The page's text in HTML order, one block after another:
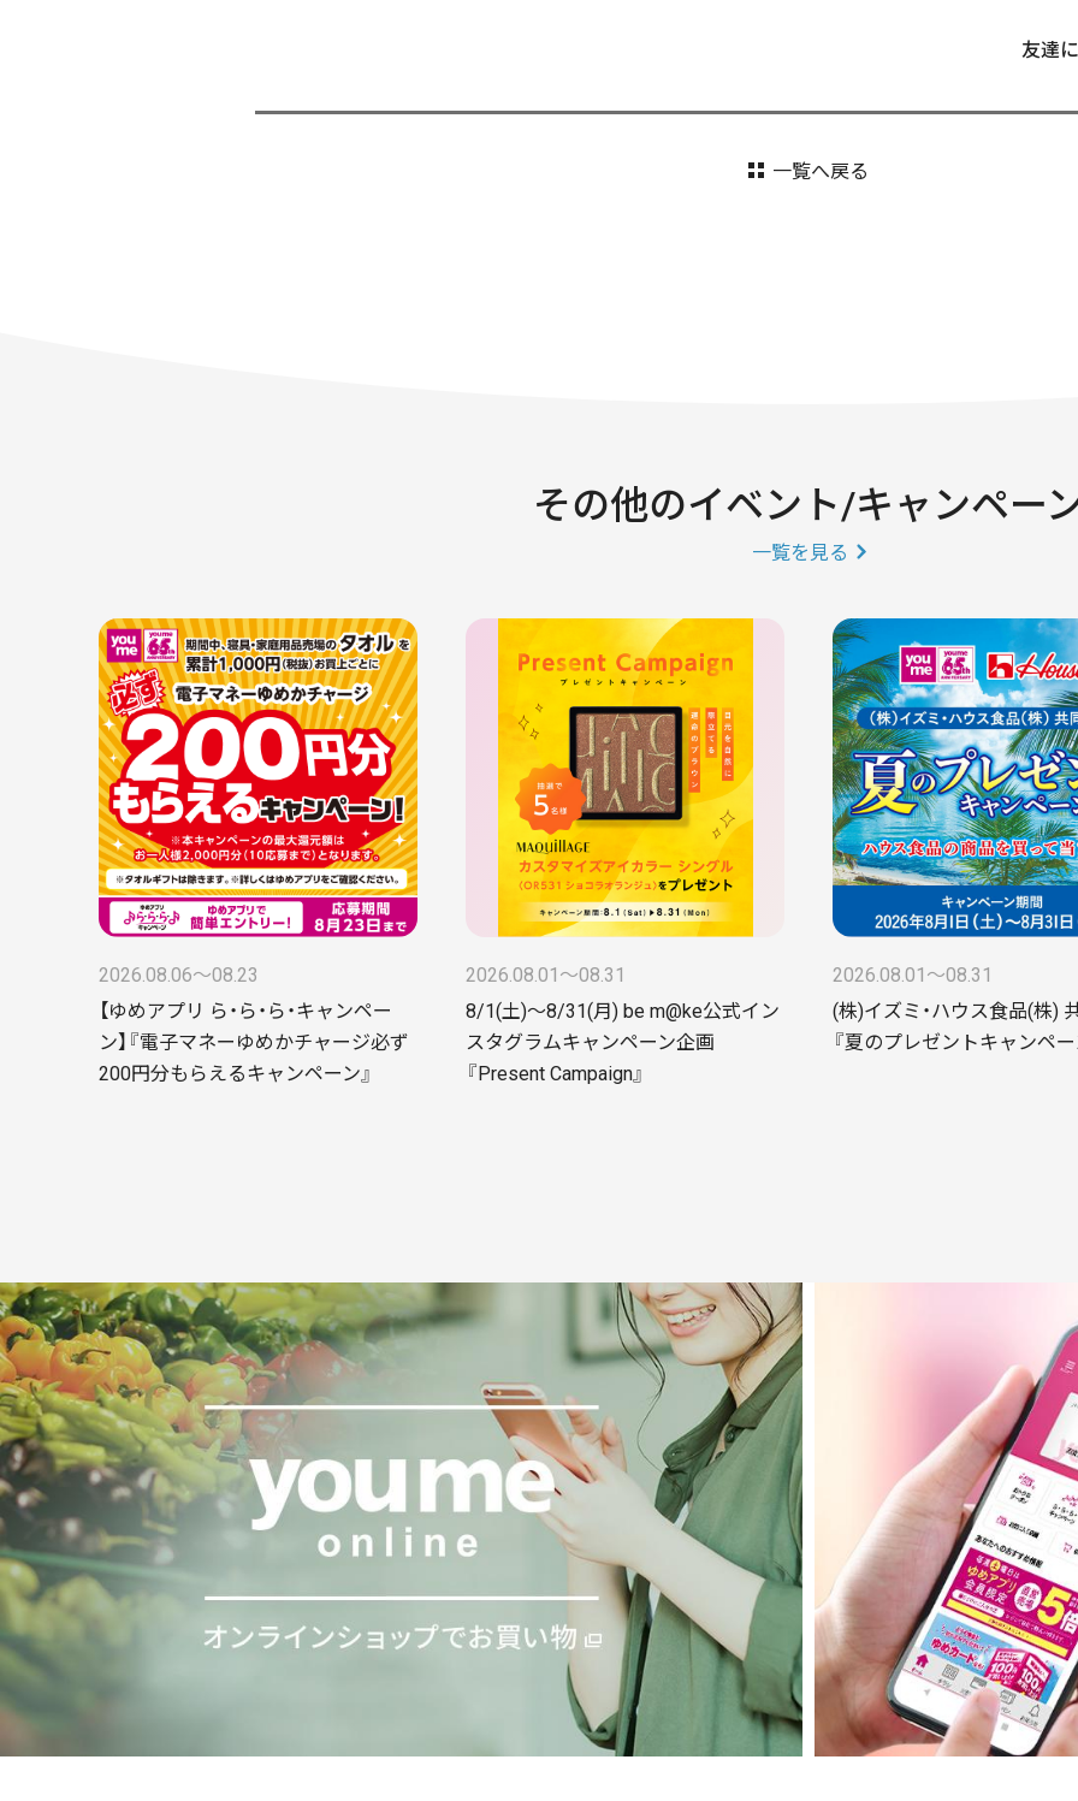
友達
一覧へ戻る
その他のイベント/キャンペー
一覧を見る
2026.08.06〜08.23
【ゆめアプリ ら・ら・ら・キャンペー
ン】『電子マネーゆめかチャージ必ず
200円分もらえるキャンペーン』
2026.08.01〜08.31
8/1(土)～8/31(月) be m@ke公式イン
スタグラムキャンペーン企画
『Present Campaign』
2026.08.01〜08.31
(株)イズミ・ハウス食品(株)
『夏のプレゼントキャンペー